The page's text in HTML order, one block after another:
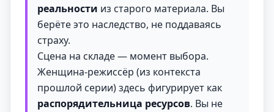
реальности из старого материала. Вы
берёте это наследство, не поддаваясь
страху.
Сцена на складе — момент выбора.
Женщина-режиссёр (из контекста
прошлой серии) здесь фигурирует как
распорядительница ресурсов. Вы не